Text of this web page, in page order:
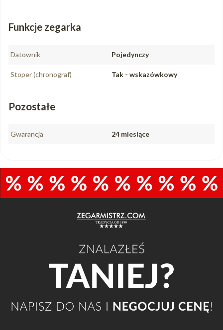
Funkcje zegarka
Datownik Pojedynczy
Stoper (chronograf) Tak - wskazówkowy
Pozostałe
Gwarancja 24 miesiące